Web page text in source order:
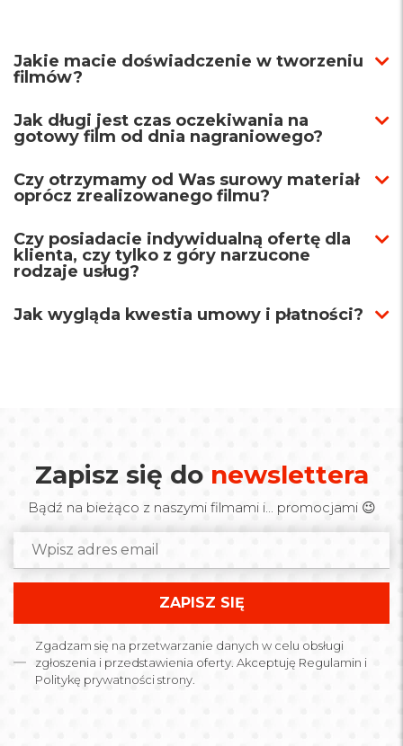
Jakie macie doświadczenie w tworzeniu
filmów?
Jak długi jest czas oczekiwania na
gotowy film od dnia nagraniowego?
Czy otrzymamy od Was surowy materiał
oprócz zrealizowanego filmu?
Czy posiadacie indywidualną ofertę dla
klienta, czy tylko z góry narzucone
rodzaje usług?
Jak wygląda kwestia umowy i płatności?
Zapisz się do newslettera
Bądź na bieżąco z naszymi filmami i... promocjami 😉
Zgadzam się na przetwarzanie danych w celu obsługi
zgłoszenia i przedstawienia oferty. Akceptuję Regulamin i
Politykę prywatności strony.